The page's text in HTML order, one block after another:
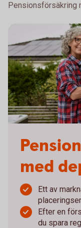
Pensionsförsäkring
med
Ett av
Efter en
du spara